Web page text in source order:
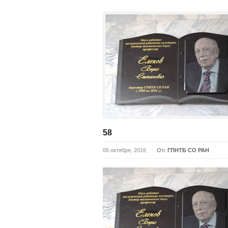
58
05 октября, 2016 От: ГПНТБ СО РАН